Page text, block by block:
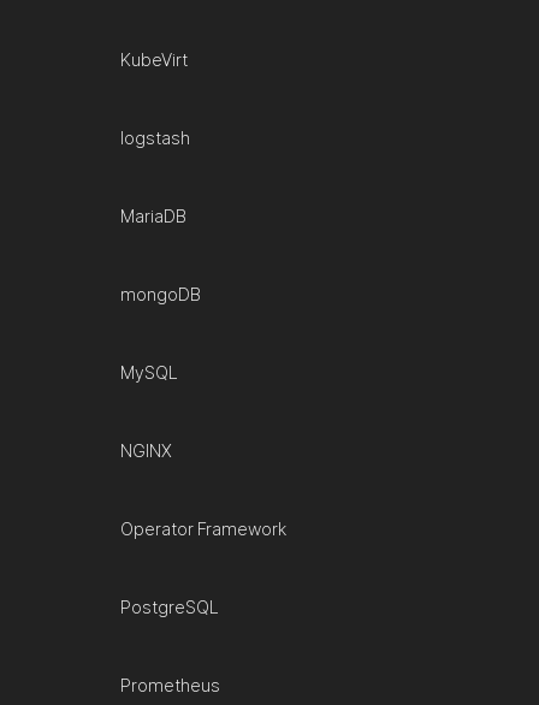
KubeVirt
logstash
MariaDB
mongoDB
MySQL
NGINX
Operator Framework
PostgreSQL
Prometheus